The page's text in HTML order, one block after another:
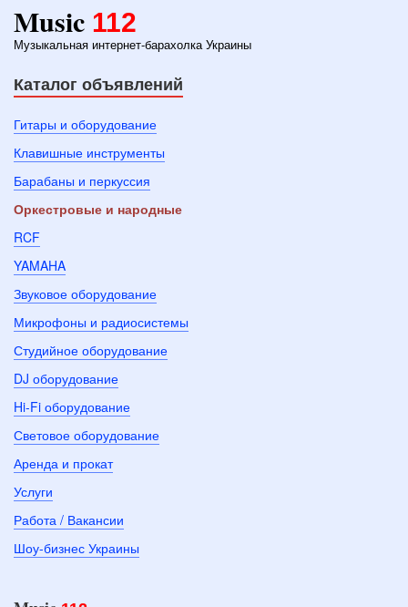
Music 112
Музыкальная интернет-барахолка Украины
Каталог объявлений
Гитары и оборудование
Клавишные инструменты
Барабаны и перкуссия
Оркестровые и народные
RCF
YAMAHA
Звуковое оборудование
Микрофоны и радиосистемы
Студийное оборудование
DJ оборудование
Hi-Fi оборудование
Световое оборудование
Аренда и прокат
Услуги
Работа / Вакансии
Шоу-бизнес Украины